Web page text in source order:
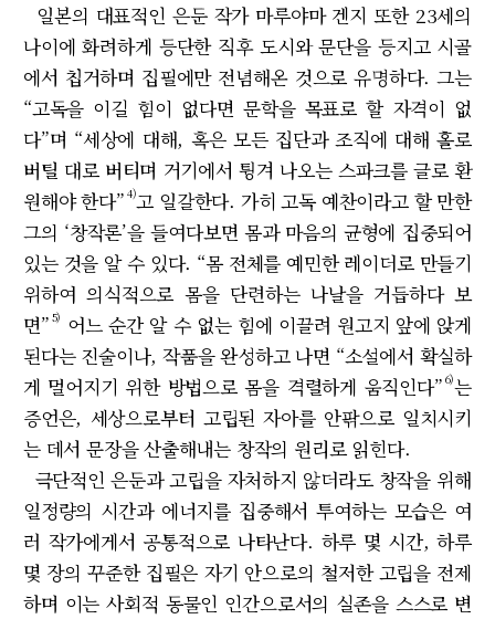
일본의 대표적인 은둔 작가 마루야마 겐지 또한 23세의
나이에 화려하게 등단한 직후 도시와 문단을 등지고 시골
에서 칩거하며 집필에만 전념해온 것으로 유명하다. 그는
“고독을 이길 힘이 없다면 문학을 목표로 할 자격이 없
다”며 “세상에 대해, 혹은 모든 집단과 조직에 대해 홀로
버틸 대로 버티며 거기에서 튕겨 나오는 스파크를 글로 환
원해야 한다” 4)고 일갈한다. 가히 고독 예찬이라고 할 만한
그의 ‘창작론’을 들여다보면 몸과 마음의 균형에 집중되어
있는 것을 알 수 있다. “몸 전체를 예민한 레이더로 만들기
위하여 의식적으로 몸을 단련하는 나날을 거듭하다 보
면” 5) 어느 순간 알 수 없는 힘에 이끌려 원고지 앞에 앉게
된다는 진술이나, 작품을 완성하고 나면 “소설에서 확실하
게 멀어지기 위한 방법으로 몸을 격렬하게 움직인다” 6)는
증언은, 세상으로부터 고립된 자아를 안팎으로 일치시키
는 데서 문장을 산출해내는 창작의 원리로 읽힌다.
극단적인 은둔과 고립을 자처하지 않더라도 창작을 위해
일정량의 시간과 에너지를 집중해서 투여하는 모습은 여
러 작가에게서 공통적으로 나타난다. 하루 몇 시간, 하루
몇 장의 꾸준한 집필은 자기 안으로의 철저한 고립을 전제
하며 이는 사회적 동물인 인간으로서의 실존을 스스로 변